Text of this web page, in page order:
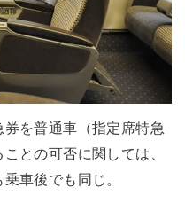
を普通車（指定席特急
との可否に関しては、
車後でも同じ。